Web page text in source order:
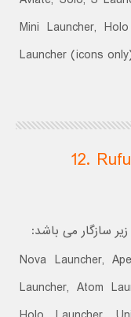
Mini Launcher,
Launcher (icons
12.
Nova Launcher,
Launcher, Atom